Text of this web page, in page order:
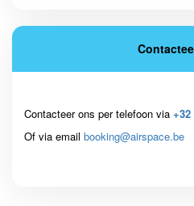
Contacteer ons per telefoon via +32
Of via email booking@airspace.be